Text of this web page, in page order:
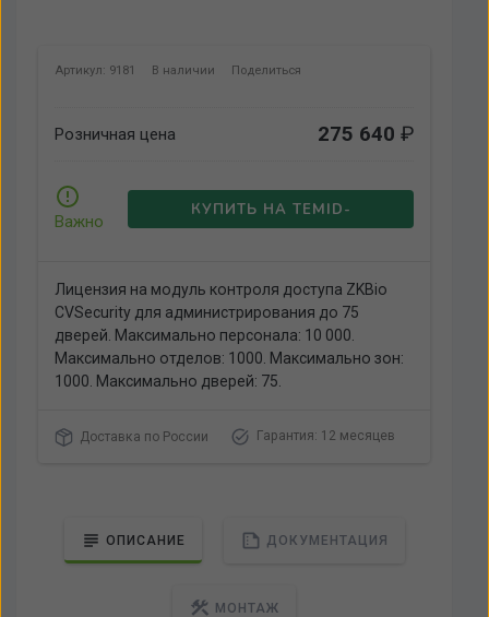
Артикул: 9181 В наличии Поделиться
Розничная цена 275 640 ₽
Важно
КУПИТЬ НА TEMID-
Лицензия на модуль контроля доступа ZKBio
CVSecurity для администрирования до 75
дверей. Максимально персонала: 10 000.
Максимально отделов: 1000. Максимально зон:
1000. Максимально дверей: 75.
Доставка по России Гарантия: 12 месяцев
ОПИСАНИЕ ДОКУМЕНТАЦИЯ
МОНТАЖ